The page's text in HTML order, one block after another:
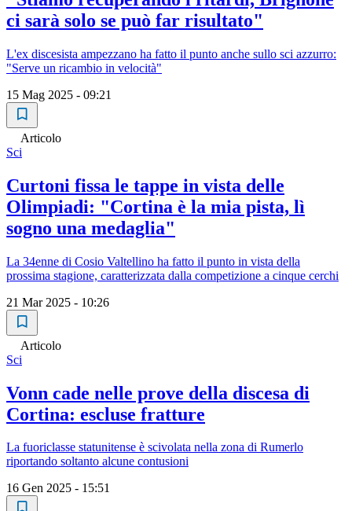
ci sarà solo se può far risultato"
L'ex discesista ampezzano ha fatto il punto anche sullo sci azzurro:
"Serve un ricambio in velocità"
15 Mag 2025 - 09:21
Articolo
Sci
Curtoni fissa le tappe in vista delle
Olimpiadi: "Cortina è la mia pista, lì
sogno una medaglia"
La 34enne di Cosio Valtellino ha fatto il punto in vista della
prossima stagione, caratterizzata dalla competizione a cinque cerchi
21 Mar 2025 - 10:26
Articolo
Sci
Vonn cade nelle prove della discesa di
Cortina: escluse fratture
La fuoriclasse statunitense è scivolata nella zona di Rumerlo
riportando soltanto alcune contusioni
16 Gen 2025 - 15:51